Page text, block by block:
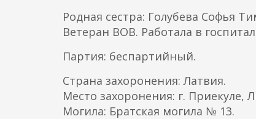
Родная сестра: Голубева Софья
Ветеран ВОВ. Работала в
Партия: беспартийный.
Страна захоронения: Латвия.
Место захоронения: г.
Могила: Братская могила № 13.